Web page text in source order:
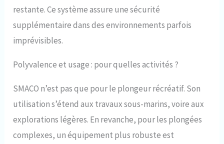
restante. Ce système assure une sécurité
supplémentaire dans des environnements parfois
imprévisibles.
Polyvalence et usage : pour quelles activités ?
SMACO n’est pas que pour le plongeur récréatif. Son
utilisation s’étend aux travaux sous-marins, voire aux
explorations légères. En revanche, pour les plongées
complexes, un équipement plus robuste est